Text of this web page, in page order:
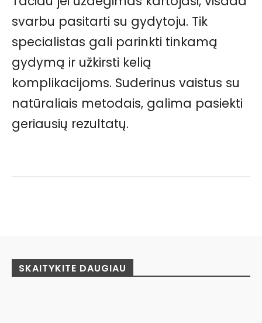
svarbu pasitarti su gydytoju. Tik
specialistas gali parinkti tinkamą
gydymą ir užkirsti kelią
komplikacijoms. Suderinus vaistus su
natūraliais metodais, galima pasiekti
geriausių rezultatų.
SKAITYKITE DAUGIAU